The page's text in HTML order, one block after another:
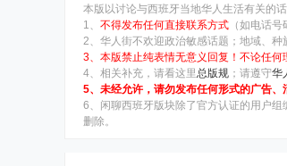
本版以讨论与西班牙当地华人生活有关的
1、 不得发布任何直接联系方式 （如电话
2、华人街不欢迎政治敏感话题；地域、
3、本版禁止纯表情无意义回复！不论任何
4、相关补充，请看这里总版规 ；请遵守华
5、未经允许，请勿发布任何形式的广告
6、闲聊西班牙版块除了官方认证的用户
删除。